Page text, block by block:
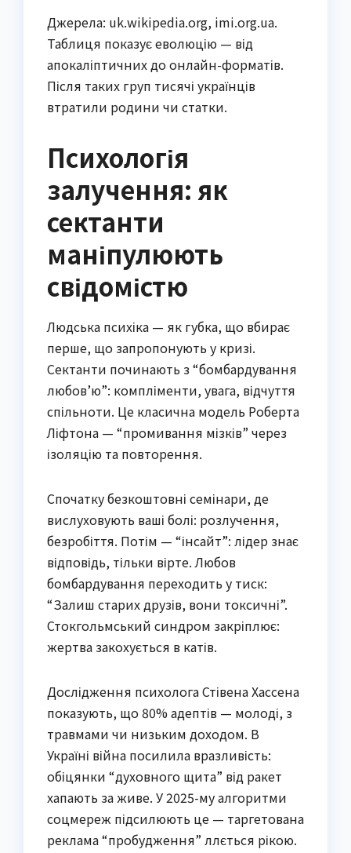
Джерела: uk.wikipedia.org, imi.org.ua.
Таблиця показує еволюцію — від
апокаліптичних до онлайн-форматів.
Після таких груп тисячі українців
втратили родини чи статки.
Психологія
залучення: як
сектанти
маніпулюють
свідомістю
Людська психіка — як губка, що вбирає
перше, що запропонують у кризі.
Сектанти починають з “бомбардування
любов’ю”: компліменти, увага, відчуття
спільноти. Це класична модель Роберта
Ліфтона — “промивання мізків” через
ізоляцію та повторення.
Спочатку безкоштовні семінари, де
вислуховують ваші болі: розлучення,
безробіття. Потім — “інсайт”: лідер знає
відповідь, тільки вірте. Любов
бомбардування переходить у тиск:
“Залиш старих друзів, вони токсичні”.
Стокгольмський синдром закріплює:
жертва закохується в катів.
Дослідження психолога Стівена Хассена
показують, що 80% адептів — молоді, з
травмами чи низьким доходом. В
Україні війна посилила вразливість:
обіцянки “духовного щита” від ракет
хапають за живе. У 2025-му алгоритми
соцмереж підсилюють це — таргетована
реклама “пробудження” ллється рікою.